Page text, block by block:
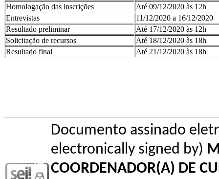
Homologação das inscrições
Até 09/12/2020 às 12h
Entrevistas
11/12/2020 a 16/12/2020
Resultado preliminar
Até 17/12/2020 às 12h
Solicitação de recursos
Até 18/12/2020 às 18h
Resultado final
Até 21/12/2020 às 18h
Documento assinado
electronically signed by)
COORDENADOR(A) DE